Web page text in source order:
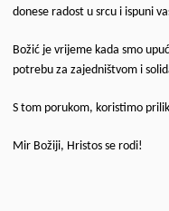
donese radost u srcu i ispuni
Božić je vrijeme kada smo
potrebu za zajedništvom i
S tom porukom, koristimo
Mir Božiji, Hristos se rodi!